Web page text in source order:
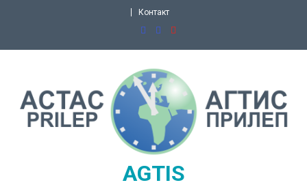
Контакт
AGTIS